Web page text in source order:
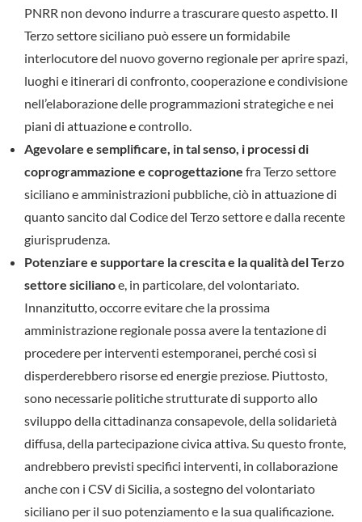
PNRR non devono indurre a trascurare questo aspetto. Il
Terzo settore siciliano può essere un formidabile
interlocutore del nuovo governo regionale per aprire spazi,
luoghi e itinerari di confronto, cooperazione e condivisione
nell’elaborazione delle programmazioni strategiche e nei
piani di attuazione e controllo.
Agevolare e semplificare, in tal senso, i processi di
coprogrammazione e coprogettazione fra Terzo settore
siciliano e amministrazioni pubbliche, ciò in attuazione di
quanto sancito dal Codice del Terzo settore e dalla recente
giurisprudenza.
Potenziare e supportare la crescita e la qualità del Terzo
settore sicilianoe, in particolare, del volontariato.
Innanzitutto, occorre evitare che la prossima
amministrazione regionale possa avere la tentazione di
procedere per interventi estemporanei, perché così si
disperderebbero risorse ed energie preziose. Piuttosto,
sono necessarie politiche strutturate di supporto allo
sviluppo della cittadinanza consapevole, della solidarietà
diffusa, della partecipazione civica attiva. Su questo fronte,
andrebbero previsti specifici interventi, in collaborazione
anche con i CSV di Sicilia, a sostegno del volontariato
siciliano per il suo potenziamento e la sua qualificazione.